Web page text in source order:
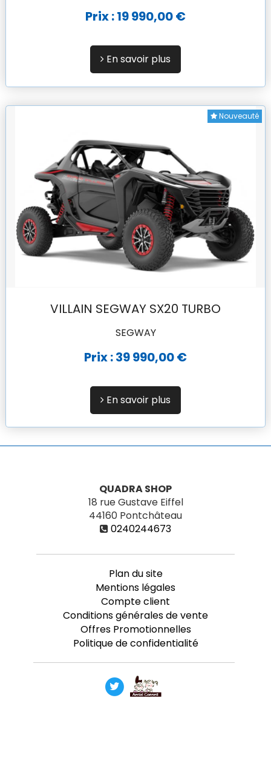
Prix : 19 990,00 €
En savoir plus
Nouveauté
VILLAIN SEGWAY SX20 TURBO
SEGWAY
Prix : 39 990,00 €
En savoir plus
QUADRA SHOP
18 rue Gustave Eiffel
44160 Pontchâteau
0240244673
Plan du site
Mentions légales
Compte client
Conditions générales de vente
Offres Promotionnelles
Politique de confidentialité